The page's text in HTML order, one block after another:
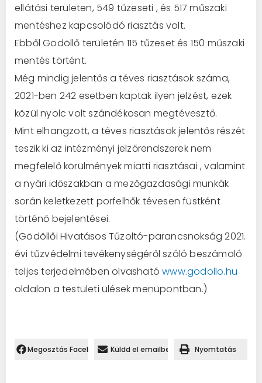
ellátási területen, 549 tűzeseti , és 517 műszaki
mentéshez kapcsolódó riasztás volt.
Ebből Gödöllő területén 115 tűzeset és 150 műszaki
mentés történt.
Még mindig jelentős a téves riasztások száma,
2021-ben 242 esetben kaptak ilyen jelzést, ezek
közül nyolc volt szándékosan megtévesztő.
Mint elhangzott, a téves riasztások jelentős részét
teszik ki az intézményi jelzőrendszerek nem
megfelelő körülmények miatti riasztásai , valamint
a nyári időszakban a mezőgazdasági munkák
során keletkezett porfelhők tévesen füstként
történő bejelentései.
(Gödöllői Hivatásos Tűzoltó-parancsnokság 2021.
évi tűzvédelmi tevékenységéről szóló beszámoló
teljes terjedelmében olvashatówww.godollo.hu
oldalon a testületi ülések menüpontban.)
Megosztás Facebookon.Küldd el emailben Nyomtatás